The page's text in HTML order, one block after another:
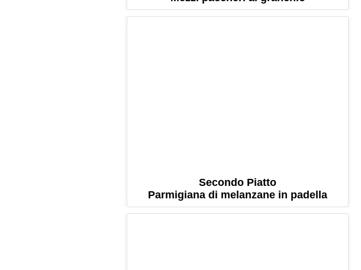
Secondo Piatto
Parmigiana di melanzane in padella